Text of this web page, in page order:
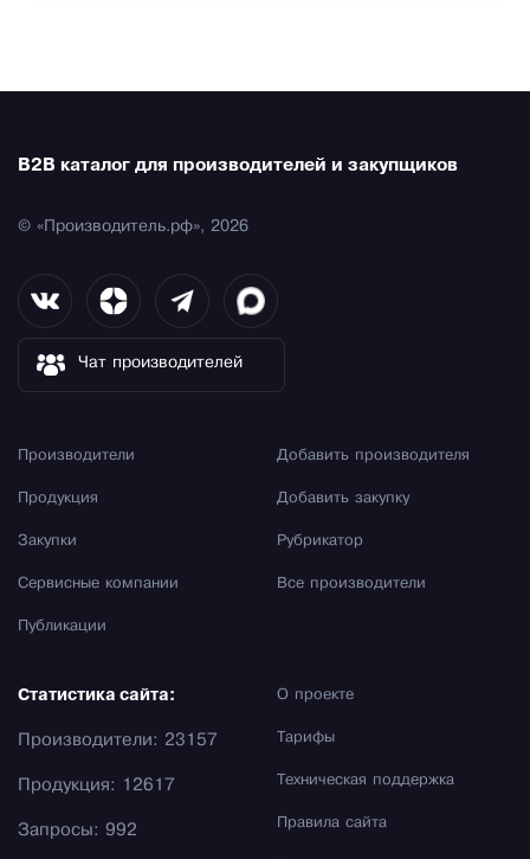
B2B каталог для производителей и закупщиков
© «Производитель.рф», 2026
Чат производителей
Производители
Продукция
Закупки
Сервисные компании
Публикации
Добавить производителя
Добавить закупку
Рубрикатор
Все производители
О проекте
Тарифы
Техническая поддержка
Правила сайта
Статистика сайта:
Производители: 23157
Продукция: 12617
Запросы: 992